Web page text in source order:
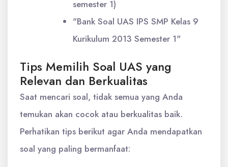
semester 1)
"Bank Soal UAS IPS SMP Kelas 9
Kurikulum 2013 Semester 1"
Tips Memilih Soal UAS yang
Relevan dan Berkualitas
Saat mencari soal, tidak semua yang Anda
temukan akan cocok atau berkualitas baik.
Perhatikan tips berikut agar Anda mendapatkan
soal yang paling bermanfaat: